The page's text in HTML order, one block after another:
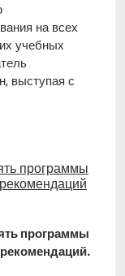
на всех
учебных
выступая с
программы
программы